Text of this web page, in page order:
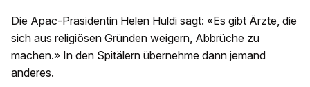
Die Apac-Präsidentin Helen Huldi sagt: «Es gibt Ärzte, die
sich aus religiösen Gründen weigern, Abbrüche zu
machen.» In den Spitälern übernehme dann jemand
anderes.